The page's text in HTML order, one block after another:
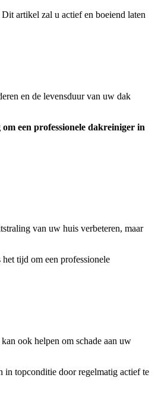
artikel zal u actief en boeiend laten
en de levensduur van uw dak
een professionele dakreiniger in
van uw huis verbeteren, maar
tijd om een professionele
ook helpen om schade aan uw
in topconditie door regelmatig actief te